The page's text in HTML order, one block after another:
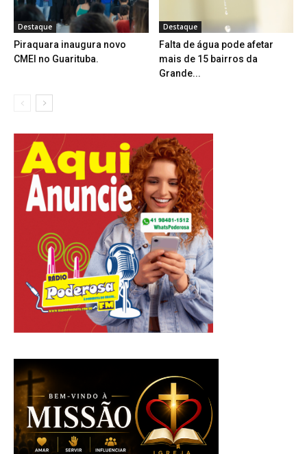
Destaque
Piraquara inaugura novo
CMEI no Guarituba.
Destaque
Falta de água pode afetar
mais de 15 bairros da
Grande...